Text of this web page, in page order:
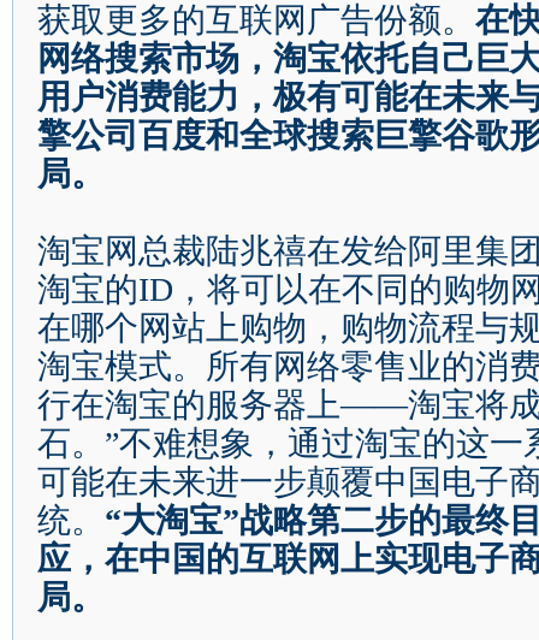
获取更多的互联网广告份额。 在
网络搜索市场，淘宝依托自己巨
用户消费能力，极有可能在未来
擎公司百度和全球搜索巨擎谷歌
局。
淘宝网总裁陆兆禧在发给阿里集
淘宝的ID ，将可以在不同的购物
在哪个网站上购物，购物流程与
淘宝模式。所有网络零售业的消
行在淘宝的服务器上——淘宝将
石。 ”不难想象，通过淘宝的这一
可能在未来进一步颠覆中国电子
统。 “大淘宝”战略第二步的最终
应，在中国的互联网上实现电子
局。